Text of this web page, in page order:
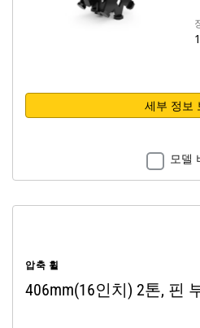
세부 정보
모델
압축 휠
406mm(16인치) 2톤, 핀